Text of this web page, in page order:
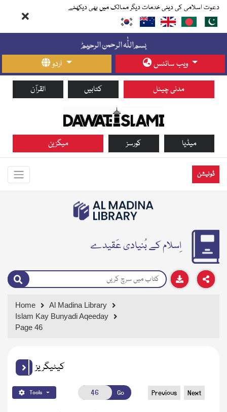
دعوت اسلامی کی دینی خدمات دیگر ممالک میں بھی دیکھئے
اردو ویب سائٹس
القرآن کتابیں مدنی چینل
میگزین کورسز میڈیا
ڈونیشن
اِسلام کے بُنیادی عَقیدے
Home
Al Madina Library
Islam Kay Bunyadi Aqeeday
Page 46
کیٹیگریز
Tools Go Previous Next